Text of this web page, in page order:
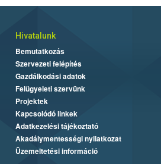
Hivatalunk
Bemutatkozás
Szervezeti felépítés
Gazdálkodási adatok
Felügyeleti szervünk
Projektek
Kapcsolódó linkek
Adatkezelési tájékoztató
Akadálymentességi nyilatkozat
Üzemeltetési információ